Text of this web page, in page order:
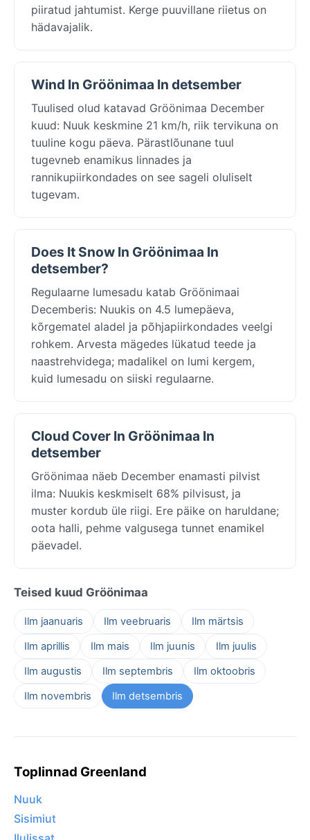
piiratud jahtumist. Kerge puuvillane riietus on
hädavajalik.
Wind In Gröönimaa In detsember
Tuulised olud katavad Gröönimaa December
kuud: Nuuk keskmine 21 km/h, riik tervikuna on
tuuline kogu päeva. Pärastlõunane tuul
tugevneb enamikus linnades ja
rannikupiirkondades on see sageli oluliselt
tugevam.
Does It Snow In Gröönimaa In
detsember?
Regulaarne lumesadu katab Gröönimaai
Decemberis: Nuukis on 4.5 lumepäeva,
kõrgematel aladel ja põhjapiirkondades veelgi
rohkem. Arvesta mägedes lükatud teede ja
naastrehvidega; madalikel on lumi kergem,
kuid lumesadu on siiski regulaarne.
Cloud Cover In Gröönimaa In
detsember
Gröönimaa näeb December enamasti pilvist
ilma: Nuukis keskmiselt 68% pilvisust, ja
muster kordub üle riigi. Ere päike on haruldane;
oota halli, pehme valgusega tunnet enamikel
päevadel.
Teised kuud Gröönimaa
Ilm jaanuaris Ilm veebruaris
Ilm märtsis
Ilm aprillis
Ilm mais Ilm juunis
Ilm juulis
Ilm augustis
Ilm septembris
Ilm oktoobris
Ilm novembris
Ilm detsembris
Toplinnad Greenland
Nuuk
Sisimiut